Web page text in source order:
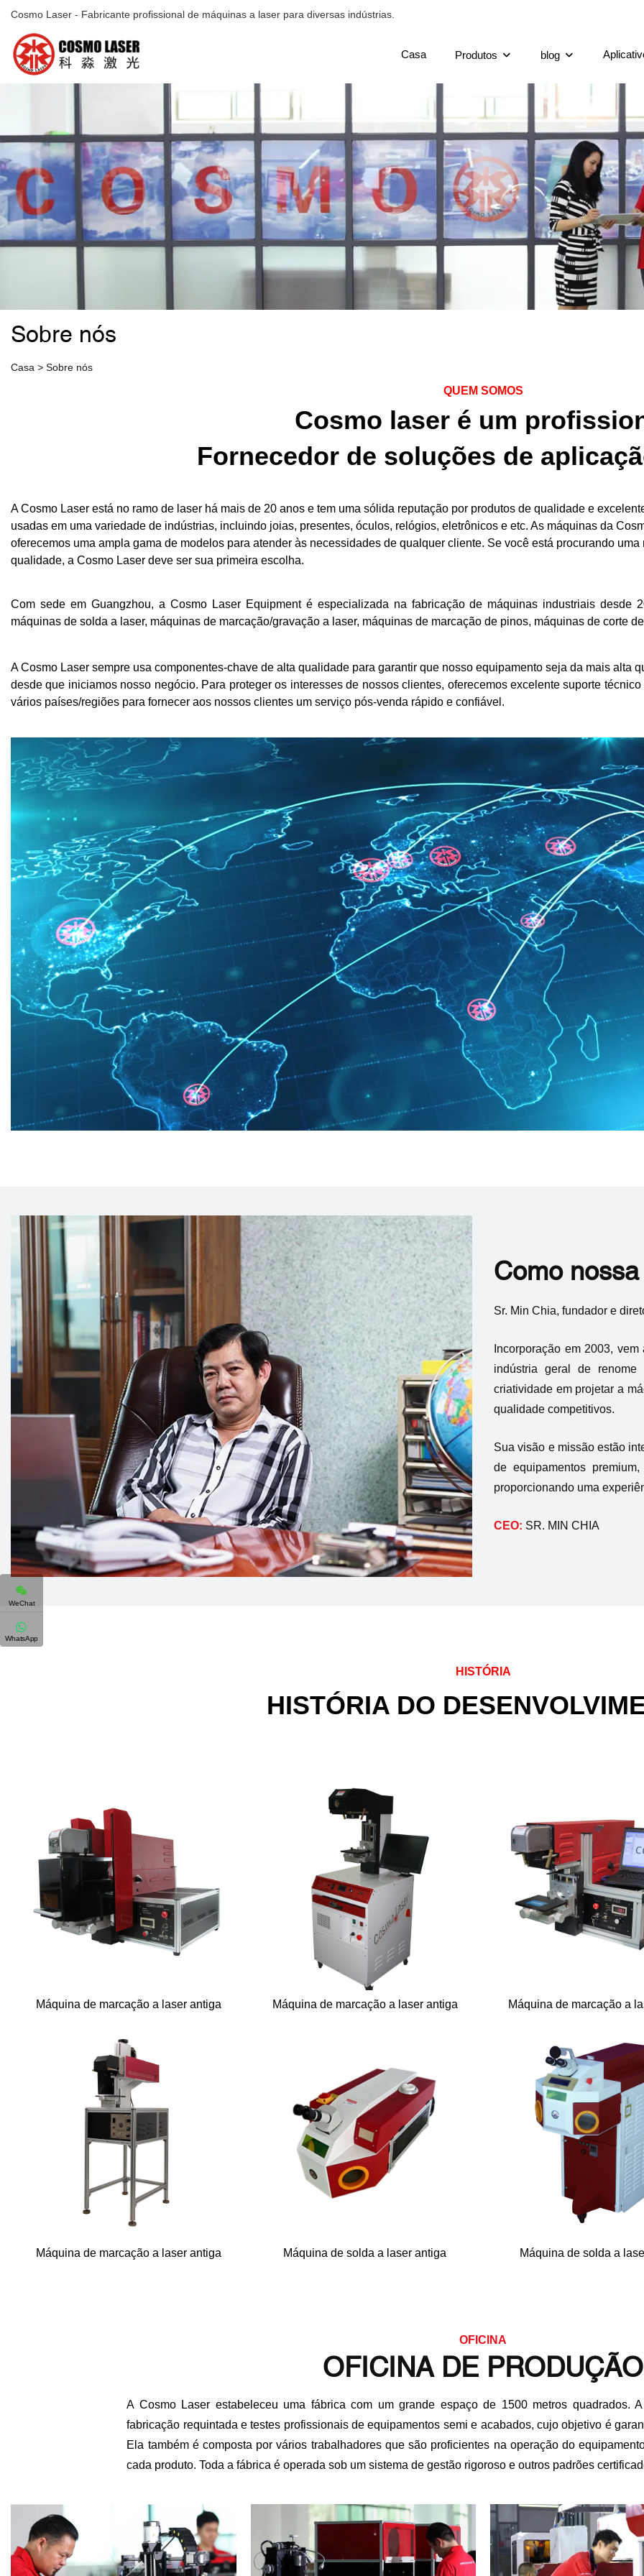
Cosmo Laser - Fabricante profissional de máquinas a laser para diversas indústrias.
Casa Produtos blog
Sobre nós
Casa > Sobre nós
QUEM SOMOS
Cosmo laser é um
Fornecedor de soluções de
A Cosmo Laser está no ramo de laser há mais de 20 anos e tem uma sólida reputação por produtos de qualidade e
usadas em uma variedade de indústrias, incluindo joias, presentes, óculos, relógios, eletrônicos e etc. As máquinas da
oferecemos uma ampla gama de modelos para atender às necessidades de qualquer cliente. Se você está procurando
qualidade, a Cosmo Laser deve ser sua primeira escolha.
Com sede em Guangzhou, a Cosmo Laser Equipment é especializada na fabricação de máquinas industriais desde
máquinas de solda a laser, máquinas de marcação/gravação a laser, máquinas de marcação de pinos, máquinas de corte
A Cosmo Laser sempre usa componentes-chave de alta qualidade para garantir que nosso equipamento seja da mais alta
desde que iniciamos nosso negócio. Para proteger os interesses de nossos clientes, oferecemos excelente suporte
vários países/regiões para fornecer aos nossos clientes um serviço pós-venda rápido e confiável.
Como
Sr. Min Chia, fundador e
Incorporação em 2003,
indústria geral de
criatividade em projetar a
qualidade competitivos.
Sua visão e missão estão
de equipamentos
proporcionando uma
CEO: SR. MIN CHIA
HISTÓRIA
HISTÓRIA DO
Máquina de marcação a laser antiga Máquina de marcação a laser antiga Máquina de marcação a
Máquina de marcação a laser antiga Máquina de solda a laser antiga Máquina de solda a
OFICINA
OFICINA DE PRODUÇÃO
A Cosmo Laser estabeleceu uma fábrica com um grande espaço de 1500 metros quadrados.
fabricação requintada e testes profissionais de equipamentos semi e acabados, cujo objetivo é
Ela também é composta por vários trabalhadores que são proficientes na operação do
cada produto. Toda a fábrica é operada sob um sistema de gestão rigoroso e outros padrões
WeChat
WhatsApp